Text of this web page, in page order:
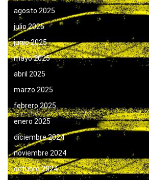
agosto 2025
julio 2025
junio 2025
mayo 2025
abril 2025
marzo 2025
febrero 2025
enero 2025
diciembre 2024
noviembre 2024
octubre 2024